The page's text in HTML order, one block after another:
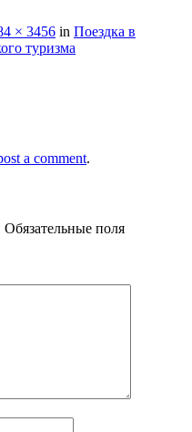
× 3456 in Поездка в
туризма
a comment.
Обязательные поля